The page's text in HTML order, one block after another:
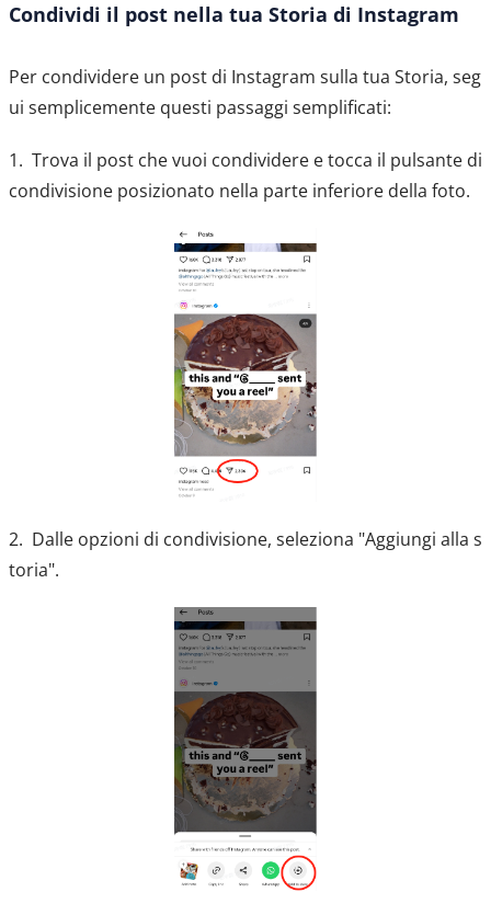
Condividi il post nella tua Storia di Instagram
Per condividere un post di Instagram sulla tua Storia, seg
ui semplicemente questi passaggi semplificati:
1. Trova il post che vuoi condividere e tocca il pulsante di
condivisione posizionato nella parte inferiore della foto.
2. Dalle opzioni di condivisione, seleziona "Aggiungi alla s
toria".